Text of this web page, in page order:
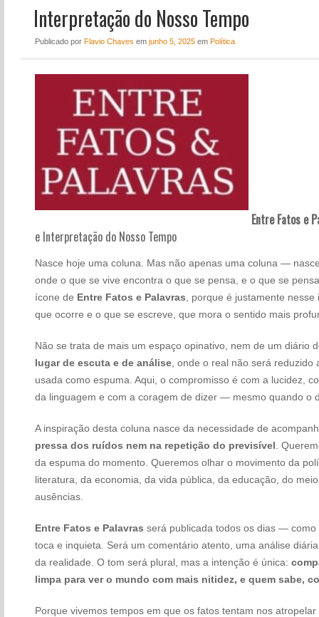
CONTATO
Interpretação do Nosso Tempo
Publicado por Flavio Chaves em junho 5, 2025em Política
Entre Fatos e
e Interpretação do Nosso Tempo
Nasce hoje uma coluna. Mas não apenas uma coluna —
onde o que se vive encontra o que se pensa, e o que se
ícone de Entre Fatos e Palavras , porque é justamente
que ocorre e o que se escreve, que mora o sentido mais
Não se trata de mais um espaço opinativo, nem de um diário
lugar de escuta e de análise, onde o real não será reduzido
usada como espuma. Aqui, o compromisso é com a lucidez,
da linguagem e com a coragem de dizer — mesmo quando o
A inspiração desta coluna nasce da necessidade de
pressa dos ruídos nem na repetição do previsível .
da espuma do momento. Queremos olhar o movimento da
literatura, da economia, da vida pública, da educação, do
ausências.
Entre Fatos e Palavras será publicada todos os dias —
toca e inquieta. Será um comentário atento, uma análise
da realidade. O tom será plural, mas a intenção é única:
limpa para ver o mundo com mais nitidez, e quem sabe,
Porque vivemos tempos em que os fatos tentam nos